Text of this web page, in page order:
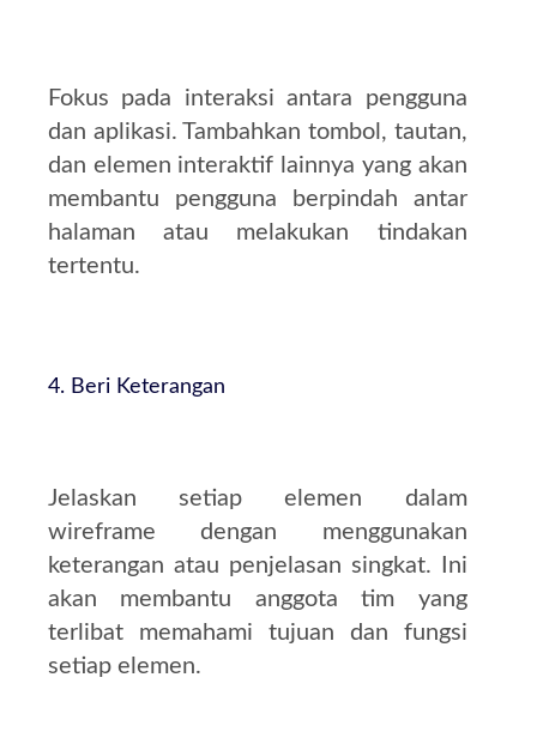
Fokus pada interaksi antara pengguna
dan aplikasi. Tambahkan tombol, tautan,
dan elemen interaktif lainnya yang akan
membantu pengguna berpindah antar
halaman atau melakukan tindakan
tertentu.
4. Beri Keterangan
Jelaskan setiap elemen dalam
wireframe dengan menggunakan
keterangan atau penjelasan singkat. Ini
akan membantu anggota tim yang
terlibat memahami tujuan dan fungsi
setiap elemen.